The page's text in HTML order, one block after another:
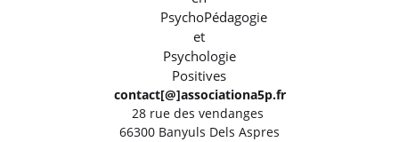
contact[@]associationa5p.fr
28 rue des vendanges
66300 Banyuls Dels Aspres